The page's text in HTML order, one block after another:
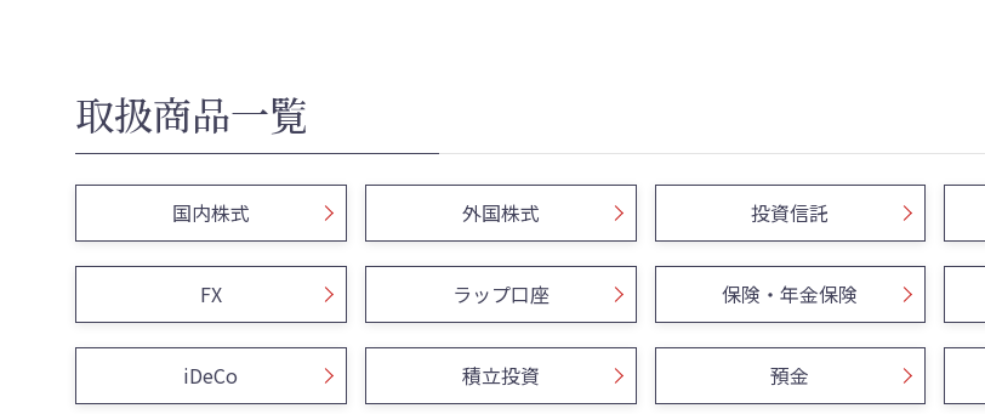
取扱商品一覧
国内株式 外国株式 投資信託
FX ラップ口座 保険・年金保険
iDeCo 積立投資 預金